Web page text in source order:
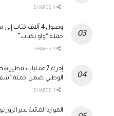
وصول 4 آلاف كتاب
حملة “ولو بكتاب”
إجراء 7 عمليات
الوطني ضمن حملة “شفاء
الموارد المائية بدير